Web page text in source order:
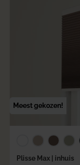
Meest gekozen!
Plisse Max | inhuis